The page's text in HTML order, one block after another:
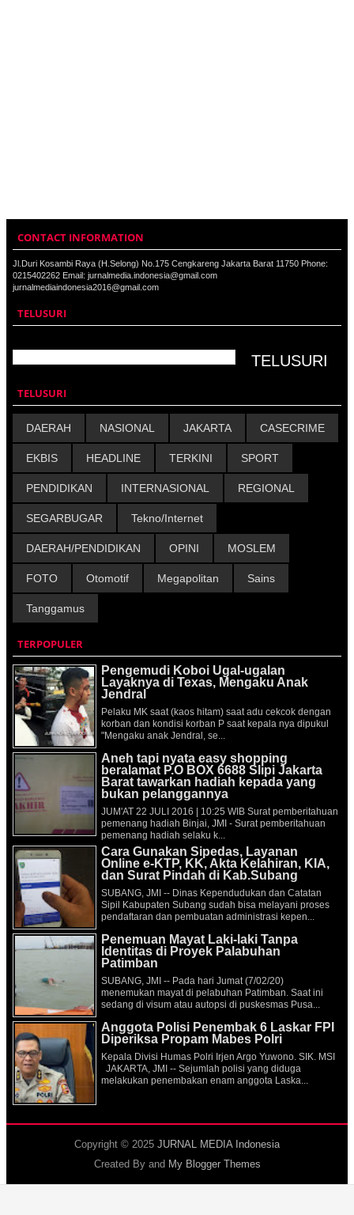
CONTACT INFORMATION
Jl.Duri Kosambi Raya (H.Selong) No.175 Cengkareng Jakarta Barat 11750 Phone:
0215402262 Email: jurnalmedia.indonesia@gmail.com
jurnalmediaindonesia2016@gmail.com
TELUSURI
TELUSURI
DAERAH NASIONAL JAKARTA CASECRIME
EKBIS HEADLINE TERKINI SPORT
PENDIDIKAN INTERNASIONAL REGIONAL
SEGARBUGAR Tekno/Internet
DAERAH/PENDIDIKAN OPINI MOSLEM
FOTO Otomotif Megapolitan Sains
Tanggamus
TERPOPULER
Pengemudi Koboi Ugal-ugalan
Layaknya di Texas, Mengaku Anak
Jendral
Pelaku MK saat (kaos hitam) saat adu cekcok dengan
korban dan kondisi korban P saat kepala nya dipukul
"Mengaku anak Jendral, se...
Aneh tapi nyata easy shopping
beralamat P.O BOX 6688 Slipi Jakarta
Barat tawarkan hadiah kepada yang
bukan pelanggannya
JUM'AT 22 JULI 2016 | 10:25 WIB Surat pemberitahuan
pemenang hadiah Binjai, JMI - Surat pemberitahuan
pemenang hadiah selaku k...
Cara Gunakan Sipedas, Layanan
Online e-KTP, KK, Akta Kelahiran, KIA,
dan Surat Pindah di Kab.Subang
SUBANG, JMI -- Dinas Kependudukan dan Catatan
Sipil Kabupaten Subang sudah bisa melayani proses
pendaftaran dan pembuatan administrasi kepen...
Penemuan Mayat Laki-laki Tanpa
Identitas di Proyek Palabuhan
Patimban
SUBANG, JMI -- Pada hari Jumat (7/02/20)
menemukan mayat di pelabuhan Patimban. Saat ini
sedang di visum atau autopsi di puskesmas Pusa...
Anggota Polisi Penembak 6 Laskar FPI
Diperiksa Propam Mabes Polri
Kepala Divisi Humas Polri Irjen Argo Yuwono. SIK. MSI
JAKARTA, JMI -- Sejumlah polisi yang diduga
melakukan penembakan enam anggota Laska...
Copyright © 2025 JURNAL MEDIA Indonesia
Created By and My Blogger Themes